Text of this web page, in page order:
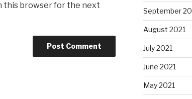
this browser for the next
September
August 2021
July 2021
June 2021
May 2021